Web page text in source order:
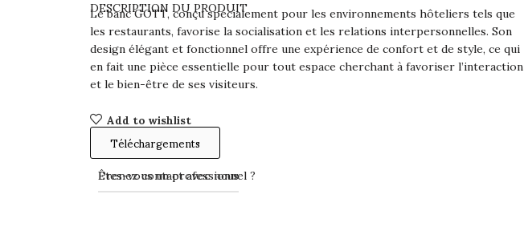
DESCRIPTION DU PRODUIT
Le banc GOTT, conçu spécialement pour les environnements hôteliers tels que
les restaurants, favorise la socialisation et les relations interpersonnelles. Son
design élégant et fonctionnel offre une expérience de confort et de style, ce qui
en fait une pièce essentielle pour tout espace cherchant à favoriser l’interaction
et le bien-être de ses visiteurs.
Add to wishlist
Téléchargements
Êtes-vous un professionnel ?
Prenez contact avec nous